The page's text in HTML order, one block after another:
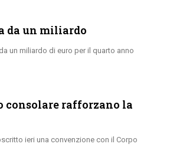
da un miliardo
un miliardo di euro per il quarto anno
consolare rafforzano la
ieri una convenzione con il Corpo